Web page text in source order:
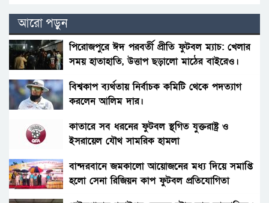
আরো পড়ুন
পিরোজপুরে ঈদ পরবর্তী প্রীতি ফুটবল ম্যাচ: খেলার
সময় হাতাহাতি, উত্তাপ ছড়ালো মাঠের বাইরেও।
বিশ্বকাপ ব্যর্থতায় নির্বাচক কমিটি থেকে পদত্যাগ
করলেন আলিম দার।
কাতারে সব ধরনের ফুটবল স্থগিত যুক্তরাষ্ট্র ও
ইসরায়েল যৌথ সামরিক হামলা
বান্দরবানে জমকালো আয়োজনের মধ্য দিয়ে সমাপ্তি
হলো সেনা রিজিয়ন কাপ ফুটবল প্রতিযোগিতা